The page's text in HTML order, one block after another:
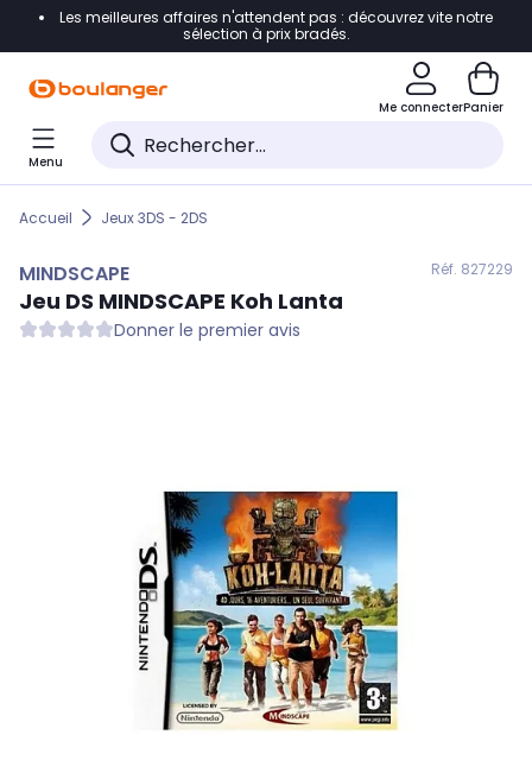
Accéder directement à la navigation
Accéder directement au pied de page
Accéder directement au chatbot
Les meilleures affaires n'attendent pas : découvrez vite notre
sélection à prix bradés.
Me connecterPanier
Menu
Accueil Jeux 3DS - 2DS
MINDSCAPE Réf. 827229
Jeu DS MINDSCAPE Koh Lanta
Donner le premier avis